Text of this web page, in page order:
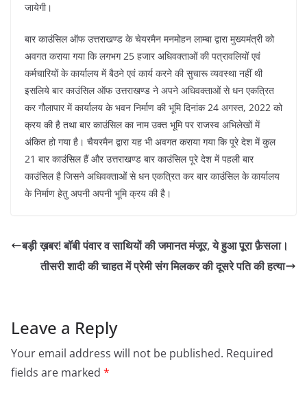
जायेगी।
बार काउंसिल ऑफ उत्तराखण्ड के चेयरमैन मनमोहन लाम्बा द्वारा मुख्यमंत्री को
अवगत कराया गया कि लगभग 25 हजार अधिवक्ताओं की पत्रावलियों एवं
कर्मचारियों के कार्यालय में बैठने एवं कार्य करने की सुचारू व्यवस्था नहीं थी
इसलिये बार काउंसिल ऑफ उत्तराखण्ड ने अपने अधिवक्ताओं से धन एकत्रित
कर गौलापार में कार्यालय के भवन निर्माण की भूमि दिनांक 24 अगस्त, 2022 को
क्रय की है तथा बार काउंसिल का नाम उक्त भूमि पर राजस्व अभिलेखों में
अंकित हो गया है। चैयरमैन द्वारा यह भी अवगत कराया गया कि पूरे देश में कुल
21 बार काउंसिल हैं और उत्तराखण्ड बार काउंसिल पूरे देश में पहली बार
काउंसिल है जिसने अधिवक्ताओं से धन एकत्रित कर बार काउंसिल के कार्यालय
के निर्माण हेतु अपनी अपनी भूमि क्रय की है।
बड़ी ख़बर! बॉबी पंवार व साथियों की जमानत मंजूर, ये हुआ पूरा फ़ैसला।
तीसरी शादी की चाहत में प्रेमी संग मिलकर की दूसरे पति की हत्या
Leave a Reply
Your email address will not be published. Required
fields are marked *